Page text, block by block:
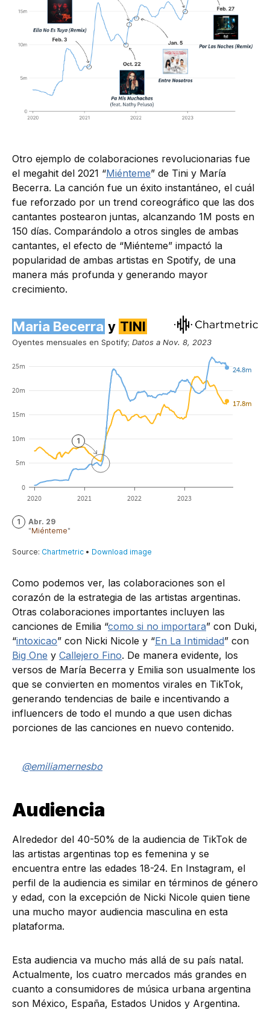
Otro ejemplo de colaboraciones revolucionarias fue
el megahit del 2021 “Miénteme” de Tini y María
Becerra. La canción fue un éxito instantáneo, el cuál
fue reforzado por un trend coreográfico que las dos
cantantes postearon juntas, alcanzando 1M posts en
150 días. Comparándolo a otros singles de ambas
cantantes, el efecto de “Miénteme” impactó la
popularidad de ambas artistas en Spotify, de una
manera más profunda y generando mayor
crecimiento.
Como podemos ver, las colaboraciones son el
corazón de la estrategia de las artistas argentinas.
Otras colaboraciones importantes incluyen las
canciones de Emilia “como si no importara” con Duki,
“intoxicao” con Nicki Nicole y “En La Intimidad” con
Big One y Callejero Fino. De manera evidente, los
versos de María Becerra y Emilia son usualmente los
que se convierten en momentos virales en TikTok,
generando tendencias de baile e incentivando a
influencers de todo el mundo a que usen dichas
porciones de las canciones en nuevo contenido.
@emiliamernesbo
Audiencia
Alrededor del 40-50% de la audiencia de TikTok de
las artistas argentinas top es femenina y se
encuentra entre las edades 18-24. En Instagram, el
perfil de la audiencia es similar en términos de género
y edad, con la excepción de Nicki Nicole quien tiene
una mucho mayor audiencia masculina en esta
plataforma.
Esta audiencia va mucho más allá de su país natal.
Actualmente, los cuatro mercados más grandes en
cuanto a consumidores de música urbana argentina
son México, España, Estados Unidos y Argentina.